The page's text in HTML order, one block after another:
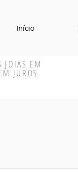
Início
JOIAS EM
JUROS